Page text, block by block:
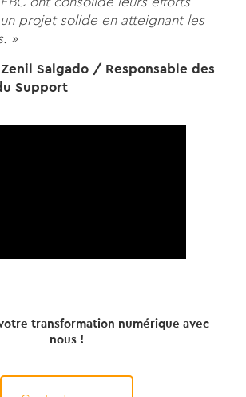
projet solide en atteignant les
»
Salgado / Responsable des
Support
transformation numérique avec
nous !